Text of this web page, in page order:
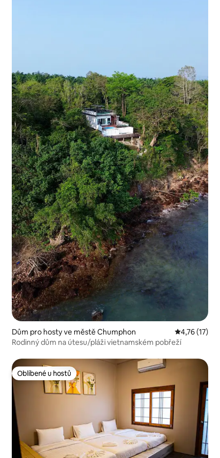
Dům pro hosty ve městě Chumphon Průměrné
4,76 (17)
Rodinný dům na útesu/pláži vietnamském pobřeží
Oblíbené u hostů
Oblíbené u hostů